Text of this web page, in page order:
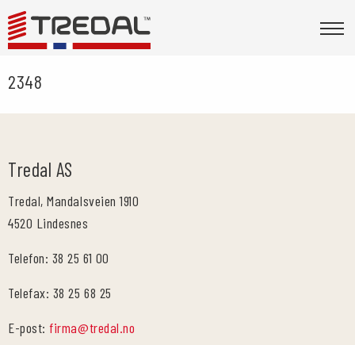
2348
Tredal AS
Tredal, Mandalsveien 1910
4520 Lindesnes
Telefon: 38 25 61 00
Telefax: 38 25 68 25
E-post:firma@tredal.no